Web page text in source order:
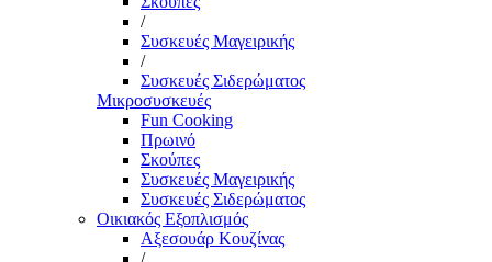
/
Συσκευές Μαγειρικής
/
Συσκευές Σιδερώματος
Μικροσυσκευές
Fun Cooking
Πρωινό
Σκούπες
Συσκευές Μαγειρικής
Συσκευές Σιδερώματος
Οικιακός Εξοπλισμός
Αξεσουάρ Κουζίνας
/